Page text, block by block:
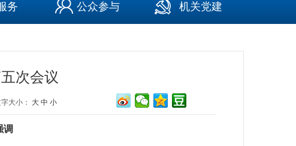
务 公众参与 机关党建
次会议
大小： 大 中 小
调